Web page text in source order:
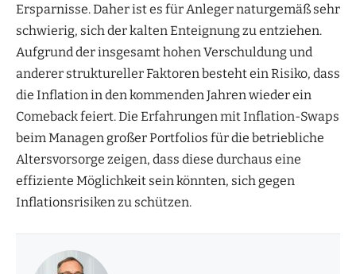
Ersparnisse. Daher ist es für Anleger naturgemäß sehr
schwierig, sich der kalten Enteignung zu entziehen.
Aufgrund der insgesamt hohen Verschuldung und
anderer struktureller Faktoren besteht ein Risiko, dass
die Inflation in den kommenden Jahren wieder ein
Comeback feiert. Die Erfahrungen mit Inflation-Swaps
beim Managen großer Portfolios für die betriebliche
Altersvorsorge zeigen, dass diese durchaus eine
effiziente Möglichkeit sein könnten, sich gegen
Inflationsrisiken zu schützen.